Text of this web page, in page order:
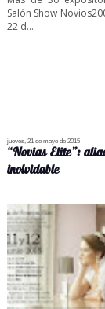
Salón Show
22 d...
jueves, 21 de mayo de 2015
“Novias Elite”:
inolvidable